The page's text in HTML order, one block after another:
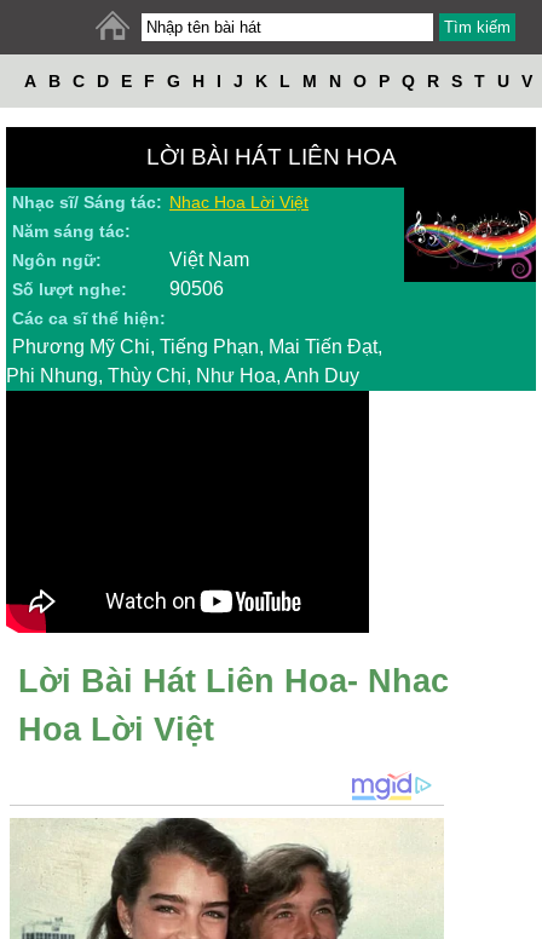
A B C D E F G H I J K L M N O P Q R S T U V
LỜI BÀI HÁT LIÊN HOA
Nhạc sĩ/ Sáng tác: Nhac Hoa Lời Việt
Năm sáng tác:
Ngôn ngữ:
Việt Nam
Số lượt nghe: 90506
Các ca sĩ thể hiện:
Phương Mỹ Chi, Tiếng Phạn, Mai Tiến Đạt,
Phi Nhung, Thùy Chi, Như Hoa, Anh Duy
Lời Bài Hát Liên Hoa- Nhac
Hoa Lời Việt